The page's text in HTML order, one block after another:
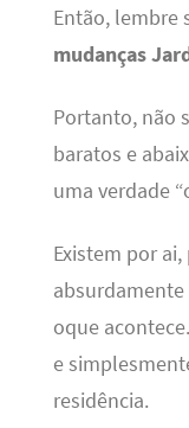
Então, lembre
mudanças
Portanto, não
baratos e
uma verdade
Existem por
oque
e
residência.